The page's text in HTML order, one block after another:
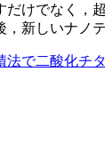
だけでなく，
新しいナノ
法で二酸化チ